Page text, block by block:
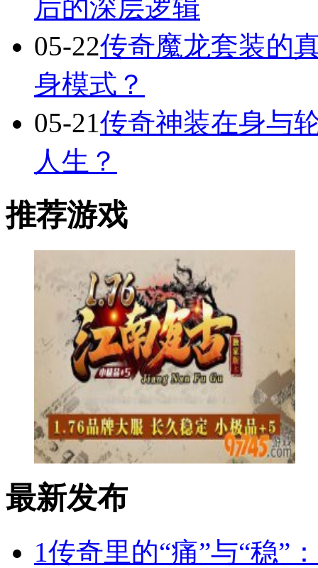
后的深层逻辑
05-22传奇魔龙套装的
身模式？
05-21传奇神装在身与
人生？
推荐游戏
最新发布
1传奇里的“痛”与“稳”